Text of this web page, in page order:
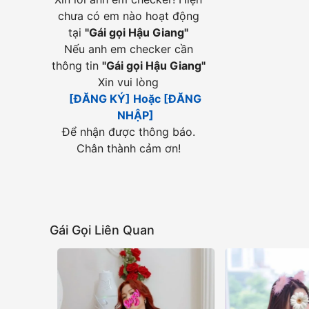
chưa có em nào hoạt động
tại "Gái gọi Hậu Giang"
Nếu anh em checker cần
thông tin "Gái gọi Hậu Giang"
Xin vui lòng
[ĐĂNG KÝ] Hoặc [ĐĂNG
NHẬP]
Để nhận được thông báo.
Chân thành cảm ơn!
Gái Gọi Liên Quan